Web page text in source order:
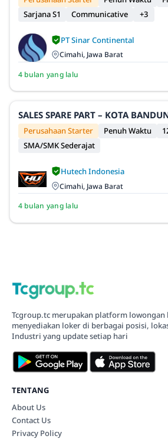
Sarjana S1
Communicative +3
PT Sinar Continental
Cimahi, Jawa Barat
4 bulan yang lalu
SALES SPARE PART – KOTA
Perusahaan Starter
Penuh Waktu
SMA/SMK Sederajat
Hutech Indonesia
Cimahi, Jawa Barat
4 bulan yang lalu
Tcgroup.tc merupakan platform lowongan
menyediakan loker di berbagai posisi,
Industri yang update setiap hari
TENTANG
About Us
Contact Us
Privacy Policy